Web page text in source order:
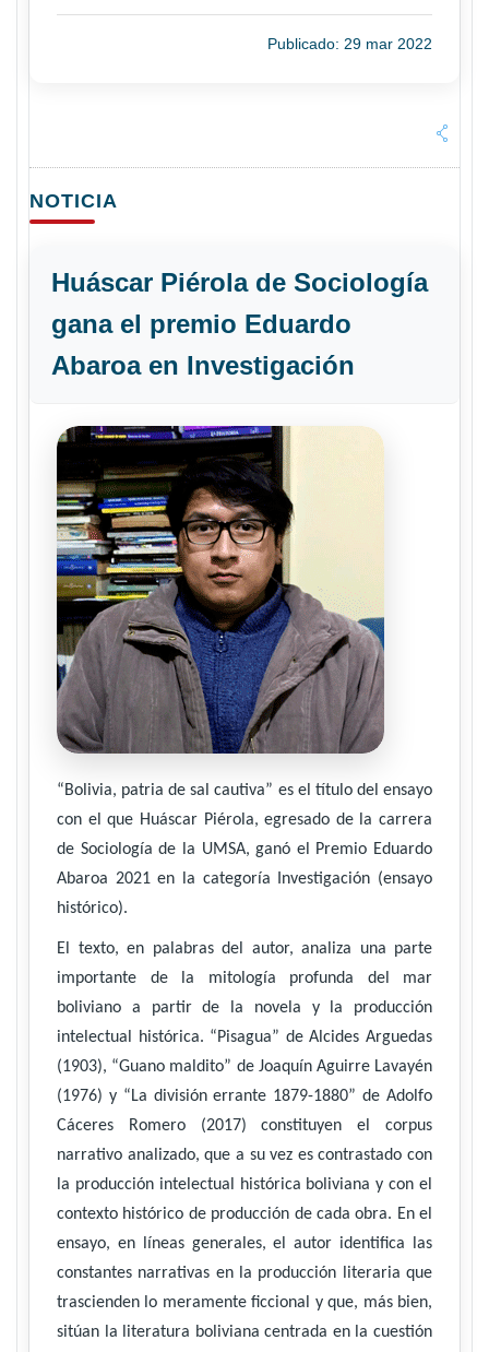
Publicado: 29 mar 2022
NOTICIA
Huáscar Piérola de Sociología
gana el premio Eduardo
Abaroa en Investigación
“Bolivia, patria de sal cautiva” es el título del ensayo
con el que Huáscar Piérola, egresado de la carrera
de Sociología de la UMSA, ganó el Premio Eduardo
Abaroa 2021 en la categoría Investigación (ensayo
histórico).
El texto, en palabras del autor, analiza una parte
importante de la mitología profunda del mar
boliviano a partir de la novela y la producción
intelectual histórica. “Pisagua” de Alcides Arguedas
(1903), “Guano maldito” de Joaquín Aguirre Lavayén
(1976) y “La división errante 1879-1880” de Adolfo
Cáceres Romero (2017) constituyen el corpus
narrativo analizado, que a su vez es contrastado con
la producción intelectual histórica boliviana y con el
contexto histórico de producción de cada obra. En el
ensayo, en líneas generales, el autor identifica las
constantes narrativas en la producción literaria que
trascienden lo meramente ficcional y que, más bien,
sitúan la literatura boliviana centrada en la cuestión